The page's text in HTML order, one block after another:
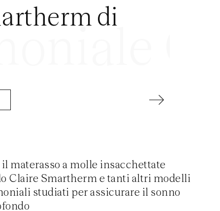
di
materasso a molle insacchettate
Claire Smartherm e tanti altri modelli
studiati per assicurare il sonno